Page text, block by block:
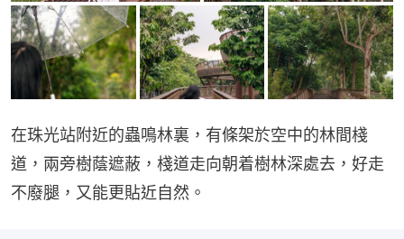
在珠光站附近的蟲鳴林裏，有條架於空中的林間棧
道，兩旁樹蔭遮蔽，棧道走向朝着樹林深處去，好走
不廢腿，又能更貼近自然。